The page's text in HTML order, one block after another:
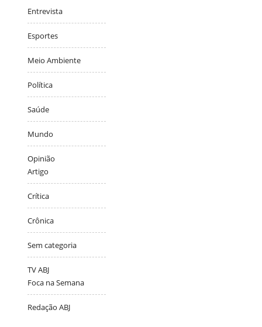
Entrevista
Esportes
Meio Ambiente
Política
Saúde
Mundo
Opinião
Artigo
Crítica
Crônica
Sem categoria
TV ABJ
Foca na Semana
Redação ABJ